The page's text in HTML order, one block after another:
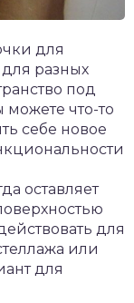
для
разных
под
что-то
себе новое
оставляет
для
или
для